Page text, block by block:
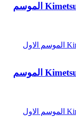
انمي قاتل الشياطين Kimetsu no Yaiba الموسم
انمي قاتل الشياطين Kimetsu no Yaiba الموسم